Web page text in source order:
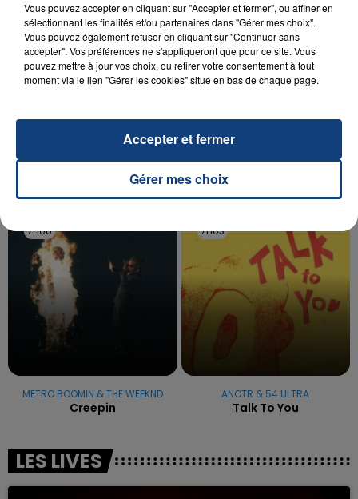
20 juillet 2026
UNE ADOLESCENTE DEVANT SE FAIRE
La famille a porté plainte contre la clinique qui a
reconnu sa responsabilité et présenté ses
TITRES DIFFUSÉS
7h06
7h06
METRO BOOMIN & THE WEEKND
Creepin
7h03
7h03
ANOTR & 54 ULTRA
Talk To You
LES LIVES
Vous pouvez accepter en cliquant sur "Accepter et fermer", ou affiner en
sélectionnant les finalités et/ou partenaires dans "Gérer mes choix".
Vous pouvez également refuser en cliquant sur "Continuer sans
accepter". Vos préférences ne s'appliqueront que pour ce site. Vous
pouvez mettre à jour vos choix, ou retirer votre consentement à tout
moment via le lien "Gérer les cookies" situé en bas de chaque page.
Gérer mes choix
Accepter et fermer